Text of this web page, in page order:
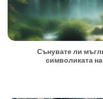
Сънувате ли
символиката